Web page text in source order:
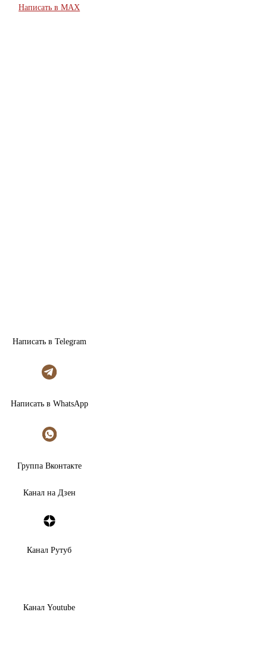
Написать в MAX
Написать в Telegram
Написать в WhatsApp
Группа Вконтакте
Канал на Дзен
Канал Рутуб
Канал Youtube